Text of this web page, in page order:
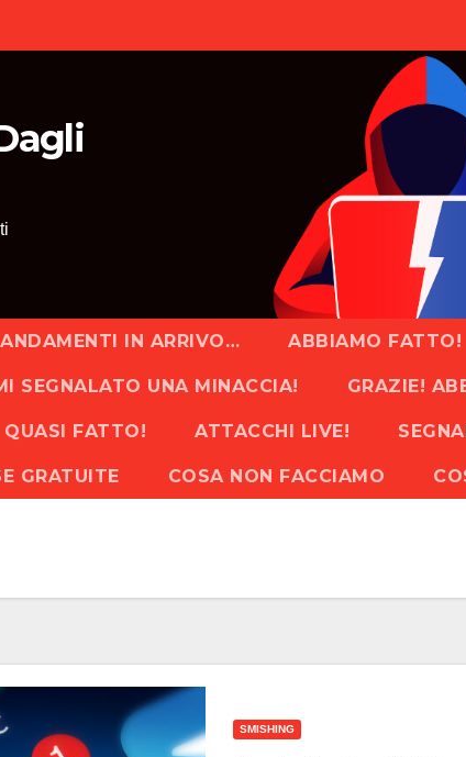
IN ARRIVO… ABBIAMO FATTO!
SEGNALATO UNA MINACCIA! GRAZIE!
FATTO! ATTACCHI LIVE!
GRATUITE COSA NON FACCIAMO
SMISHING